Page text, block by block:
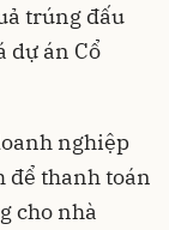
trúng đấu
dự án Cổ
nghiệp
để thanh toán
cho nhà